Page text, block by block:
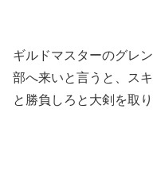
ギルドマスターのグレ
部へ来いと言うと、ス
と勝負しろと大剣を取